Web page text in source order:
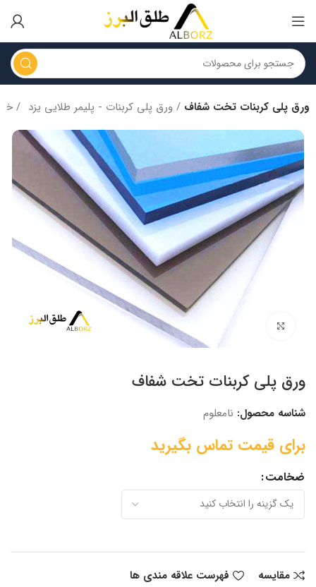
خانه ورق پلی کربنات - پلیمر طلایی یزد ورق پلی کربنات تخت شفاف
برای بزرگنمایی کلیک کنید
ورق پلی کربنات تخت شفاف
شناسه محصول: نامعلوم
ضخامت
مقایسه
فهرست علاقه مندی ها